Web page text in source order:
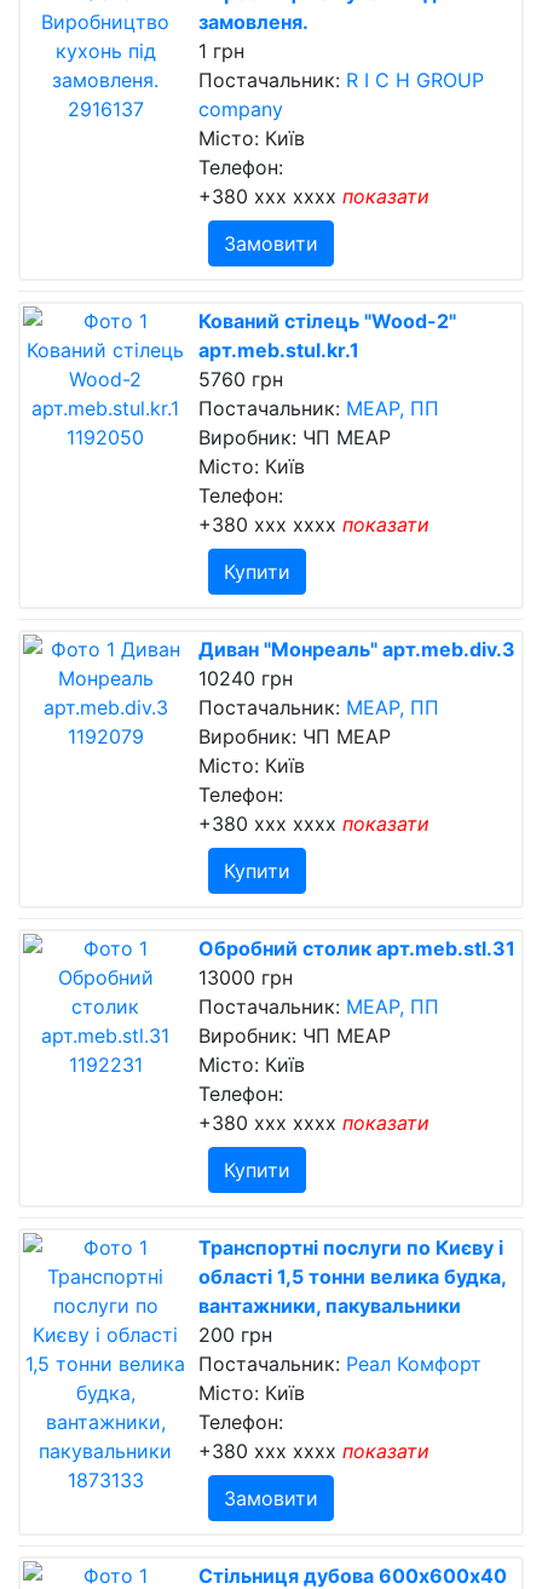
замовленя.
1 грн
Постачальник: R I C H GROUP
company
Місто: Київ
Телефон:
+380 xxx xxxx показати
Замовити
Кований стілець "Wood-2"
арт.meb.stul.kr.1
5760 грн
Постачальник: МЕАР, ПП
Виробник: ЧП МЕАР
Місто: Київ
Телефон:
+380 xxx xxxx показати
Купити
Диван "Монреаль" арт.meb.div.3
10240 грн
Постачальник: МЕАР, ПП
Виробник: ЧП МЕАР
Місто: Київ
Телефон:
+380 xxx xxxx показати
Купити
Обробний столик арт.meb.stl.31
13000 грн
Постачальник: МЕАР, ПП
Виробник: ЧП МЕАР
Місто: Київ
Телефон:
+380 xxx xxxx показати
Купити
Транспортні послуги по Києву і
області 1,5 тонни велика будка,
вантажники, пакувальники
200 грн
Постачальник: Реал Комфорт
Місто: Київ
Телефон:
+380 xxx xxxx показати
Замовити
Стільниця дубова 600х600х40